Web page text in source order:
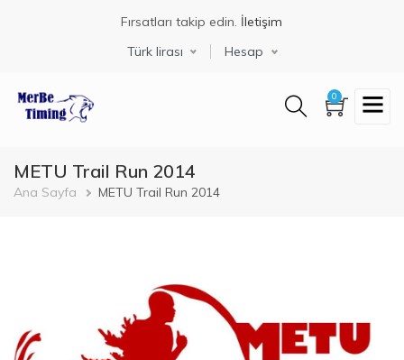
Fırsatları takip edin. İletişim
Türk lirası
Hesap
0
METU Trail Run 2014
Sayfa
Ana Sayfa METU Trail Run 2014